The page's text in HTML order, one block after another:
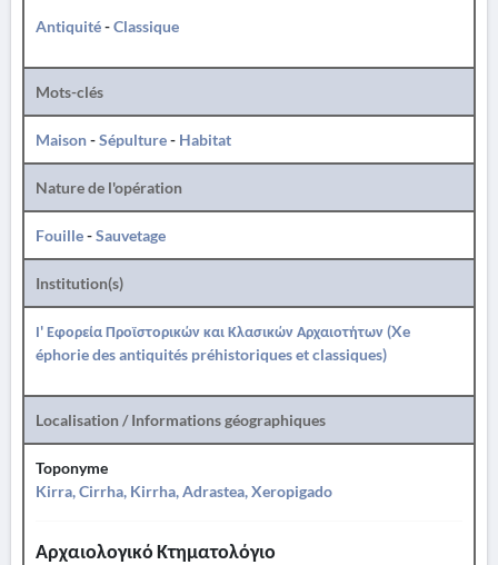
Antiquité-Classique
Mots-clés
Maison-Sépulture- Habitat
Nature de l'opération
Fouille-Sauvetage
Institution(s)
Ι' Εφορεία Προϊστορικών και Κλασικών Αρχαιοτήτων (Xe
éphorie des antiquités préhistoriques et classiques)
Localisation / Informations géographiques
Toponyme
Kirra, Cirrha, Kirrha, Adrastea, Xeropigado
Αρχαιολογικό Κτηματολόγιο